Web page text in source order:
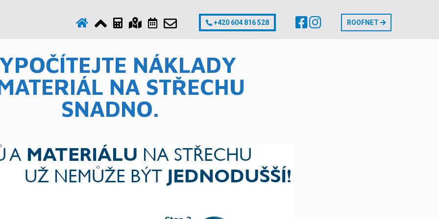
+420 604 816 528 ROOFNET
NÁKLADY
NA STŘECHU
SNADNO.